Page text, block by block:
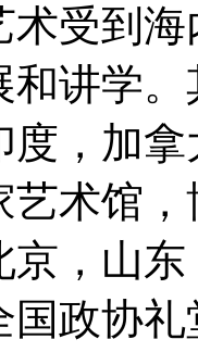
术受到
和讲学
度，加
艺术馆
京，山
国政协